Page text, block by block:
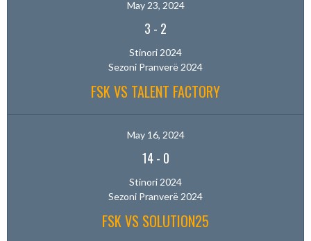
May 23, 2024
3 - 2
Stinori 2024
Sezoni Pranverë 2024
FSK VS TALENT FACTORY
May 16, 2024
14- 0
Stinori 2024
Sezoni Pranverë 2024
FSK VS SOLUTION25